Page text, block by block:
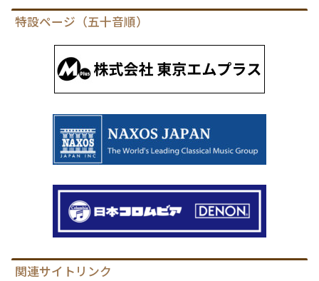
特設ページ（五十音順）
関連サイトリンク